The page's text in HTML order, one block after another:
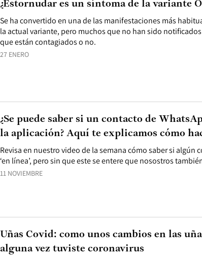
27 ENERO
Se ha convertido en una de las manifestaciones más
la actual variante, pero muchos que no han sido
que están contagiados o no.
¿Estornudar es un síntoma de la variante
11 NOVIEMBRE
Revisa en nuestro video de la semana cómo saber si algún
‘en línea’, pero sin que este se entere que nosostros
¿Se puede saber si un contacto de
la aplicación? Aquí te explicamos cómo
Uñas Covid: como unos cambios en las
alguna vez tuviste coronavirus